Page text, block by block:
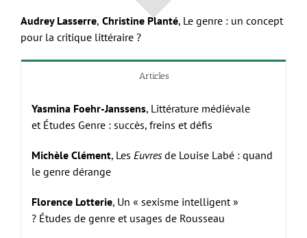
Audrey Lasserre, Christine Planté, Le genre : un concept
pour la critique littéraire ?
Articles
Yasmina Foehr-Janssens, Littérature médiévale
et Études Genre : succès, freins et défis
Michèle Clément, Les Euvres de Louise Labé : quand
le genre dérange
Florence Lotterie, Un « sexisme intelligent »
? Études de genre et usages de Rousseau